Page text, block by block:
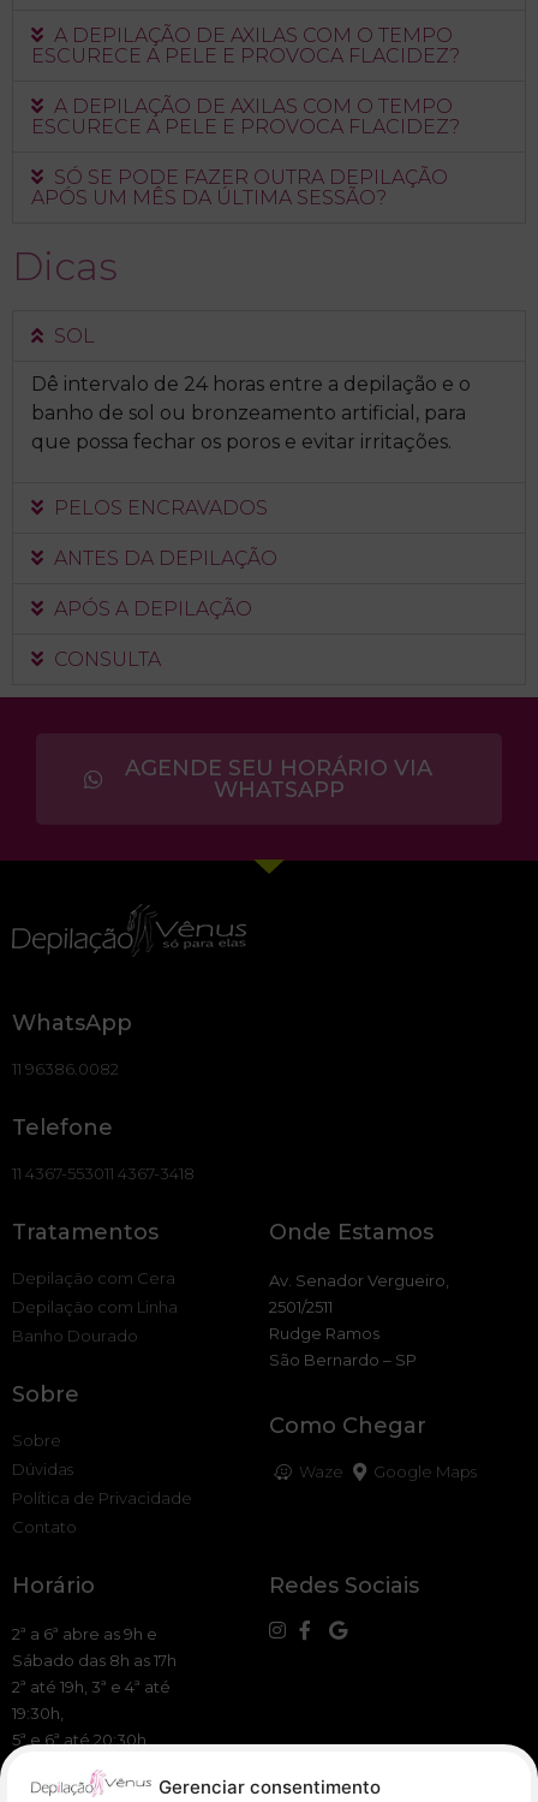
Gerenciar consentimento
A DEPILAÇÃO DE AXILAS COM O TEMPO
ESCURECE A PELE E PROVOCA FLACIDEZ?
A DEPILAÇÃO DE AXILAS COM O TEMPO
ESCURECE A PELE E PROVOCA FLACIDEZ?
SÓ SE PODE FAZER OUTRA DEPILAÇÃO
APÓS UM MÊS DA ÚLTIMA SESSÃO?
Dicas
SOL
Dê intervalo de 24 horas entre a depilação e o
banho de sol ou bronzeamento artificial, para
que possa fechar os poros e evitar irritações.
PELOS ENCRAVADOS
ANTES DA DEPILAÇÃO
APÓS A DEPILAÇÃO
CONSULTA
AGENDE SEU HORÁRIO VIA
WHATSAPP
WhatsApp
11 96386.0082
Telefone
11 4367-553011 4367-3418
Tratamentos
Depilação com Cera
Depilação com Linha
Banho Dourado
Sobre
Sobre
Dúvidas
Política de Privacidade
Contato
Onde Estamos
Av. Senador Vergueiro,
2501/2511
Rudge Ramos
São Bernardo – SP
Como Chegar
Waze Google Maps
Horário
2ª a 6ª abre as 9h e
Sábado das 8h as 17h
2ª até 19h, 3ª e 4ª até
19:30h,
5ª e 6ª até 20:30h
Redes Sociais